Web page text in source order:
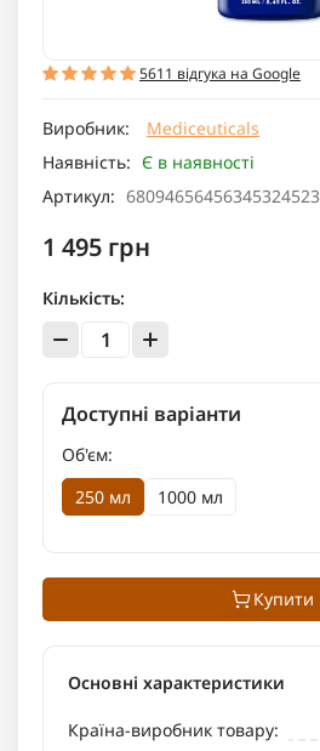
5611 відгука на Google
Виробник:
Mediceuticals
Наявність: Є в наявності
Артикул: 68094656456345324523
1 495 грн
Кількість:
Доступні варіанти
Об'єм:
250 мл
1000 мл
Купити
Основні характеристики
Країна-виробник товару: